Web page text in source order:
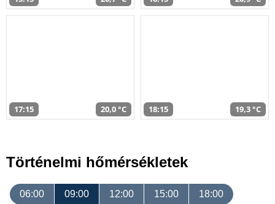
17:15 20,0 °C 18:15 19,3 °C
Történelmi hőmérsékletek
06:00 09:00 12:00 15:00 18:00